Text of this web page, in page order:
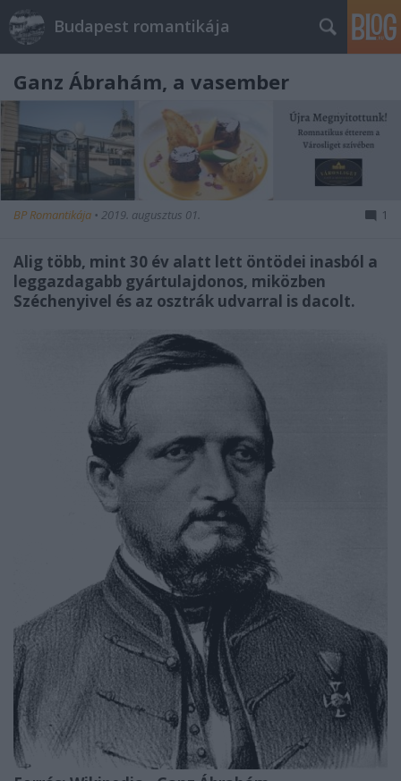
Budapest romantikája
Ganz Ábrahám, a vasember
BP Romantikája • 2019. augusztus 01. 1
Alig több, mint 30 év alatt lett öntödei inasból a
leggazdagabb gyártulajdonos, miközben
Széchenyivel és az osztrák udvarral is dacolt.